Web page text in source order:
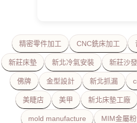
精密零件加工 CNC銑床加工
新莊床墊 新北冷氣安裝 新莊沙發
佛牌 金型設計 新北抓漏
美睫店 美甲 新北床墊工廠
mold manufacture MIM金屬